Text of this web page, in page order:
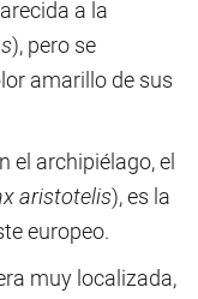
a la
), pero se
amarillo de sus
el archipiélago, el
aristotelis), es la
europeo.
muy localizada,